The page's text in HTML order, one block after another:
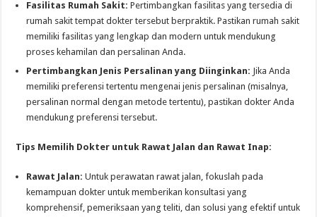
Fasilitas Rumah Sakit: Pertimbangkan fasilitas yang tersedia di
rumah sakit tempat dokter tersebut berpraktik. Pastikan rumah sakit
memiliki fasilitas yang lengkap dan modern untuk mendukung
proses kehamilan dan persalinan Anda.
Pertimbangkan Jenis Persalinan yang Diinginkan: Jika Anda
memiliki preferensi tertentu mengenai jenis persalinan (misalnya,
persalinan normal dengan metode tertentu), pastikan dokter Anda
mendukung preferensi tersebut.
Tips Memilih Dokter untuk Rawat Jalan dan Rawat Inap:
Rawat Jalan: Untuk perawatan rawat jalan, fokuslah pada
kemampuan dokter untuk memberikan konsultasi yang
komprehensif, pemeriksaan yang teliti, dan solusi yang efektif untuk